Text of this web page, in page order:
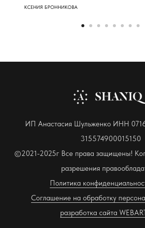
КСЕНИЯ БРОННИКОВА
ИП Анастасия Шульженко ИНН
315574900015150
©2021-2025г Все права защищены!
разрешения
Политика
Соглашение на обработку
разработка сайта